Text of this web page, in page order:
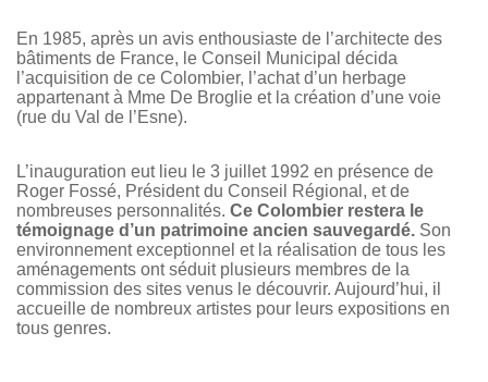
En 1985, après un avis enthousiaste de l’architecte des
bâtiments de France, le Conseil Municipal décida
l’acquisition de ce Colombier, l’achat d’un herbage
appartenant à Mme De Broglie et la création d’une voie
(rue du Val de l’Esne).
L’inauguration eut lieu le 3 juillet 1992 en présence de
Roger Fossé, Président du Conseil Régional, et de
nombreuses personnalités. Ce Colombier restera le
témoignage d’un patrimoine ancien sauvegardé. Son
environnement exceptionnel et la réalisation de tous les
aménagements ont séduit plusieurs membres de la
commission des sites venus le découvrir. Aujourd’hui, il
accueille de nombreux artistes pour leurs expositions en
tous genres.